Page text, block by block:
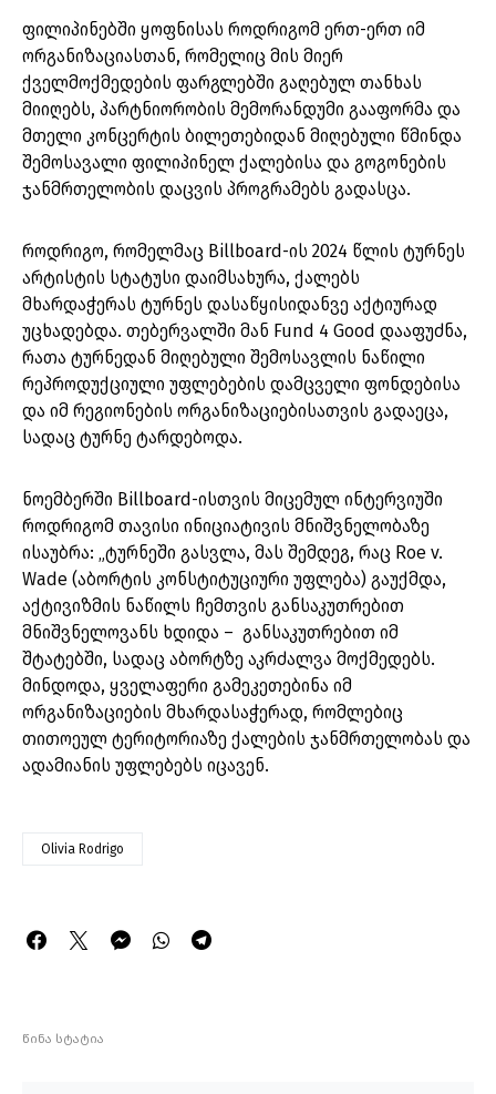
ფილიპინებში ყოფნისას როდრიგომ ერთ-ერთ იმ
ორგანიზაციასთან, რომელიც მის მიერ
ქველმოქმედების ფარგლებში გაღებულ თანხას
მიიღებს, პარტნიორობის მემორანდუმი გააფორმა და
მთელი კონცერტის ბილეთებიდან მიღებული წმინდა
შემოსავალი ფილიპინელ ქალებისა და გოგონების
ჯანმრთელობის დაცვის პროგრამებს გადასცა.
როდრიგო, რომელმაც Billboard-ის 2024 წლის ტურნეს
არტისტის სტატუსი დაიმსახურა, ქალებს
მხარდაჭერას ტურნეს დასაწყისიდანვე აქტიურად
უცხადებდა. თებერვალში მან Fund 4 Good დააფუძნა,
რათა ტურნედან მიღებული შემოსავლის ნაწილი
რეპროდუქციული უფლებების დამცველი ფონდებისა
და იმ რეგიონების ორგანიზაციებისათვის გადაეცა,
სადაც ტურნე ტარდებოდა.
ნოემბერში Billboard-ისთვის მიცემულ ინტერვიუში
როდრიგომ თავისი ინიციატივის მნიშვნელობაზე
ისაუბრა: „ტურნეში გასვლა, მას შემდეგ, რაც Roe v.
Wade (აბორტის კონსტიტუციური უფლება) გაუქმდა,
აქტივიზმის ნაწილს ჩემთვის განსაკუთრებით
მნიშვნელოვანს ხდიდა – განსაკუთრებით იმ
შტატებში, სადაც აბორტზე აკრძალვა მოქმედებს.
მინდოდა, ყველაფერი გამეკეთებინა იმ
ორგანიზაციების მხარდასაჭერად, რომლებიც
თითოეულ ტერიტორიაზე ქალების ჯანმრთელობას და
ადამიანის უფლებებს იცავენ.
Olivia Rodrigo
წინა სტატია